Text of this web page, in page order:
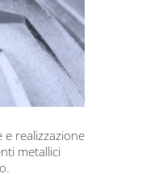
e realizzazione
metallici